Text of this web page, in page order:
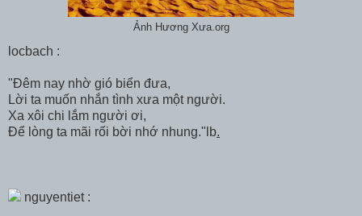
Ảnh Hương Xưa.org
locbach :
"Đêm nay nhờ gió biển đưa,
Lời ta muốn nhắn tình xưa một người.
Xa xôi chi lắm người ơi,
Để lòng ta mãi rối bời nhớ nhung."lb.
nguyentiet :